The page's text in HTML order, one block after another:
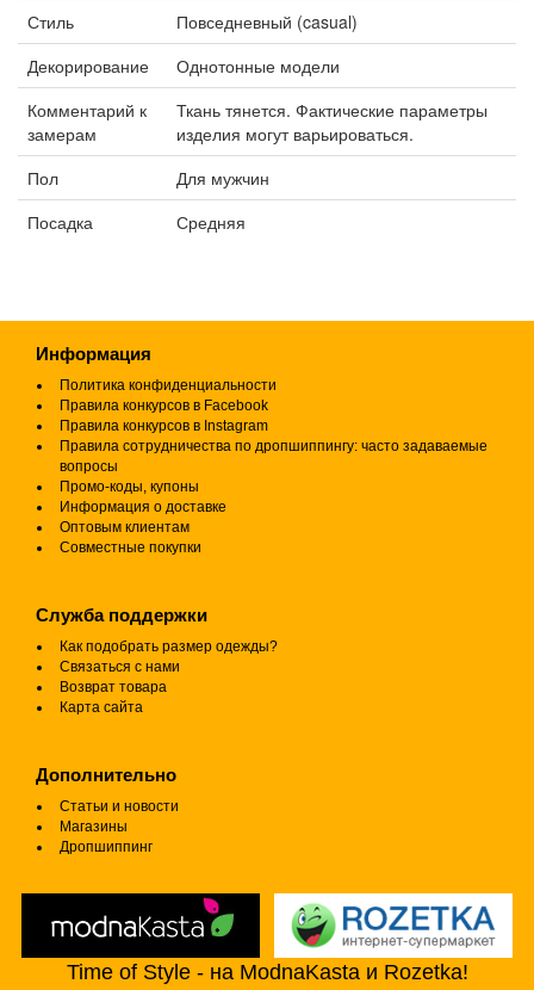
Стиль
Повседневный (casual)
Декорирование
Однотонные модели
Комментарий к
замерам
Ткань тянется. Фактические параметры
изделия могут варьироваться.
Пол
Для мужчин
Посадка
Средняя
Информация
Политика конфиденциальности
Правила конкурсов в Facebook
Правила конкурсов в Instagram
Правила сотрудничества по дропшиппингу: часто задаваемые
вопросы
Промо-коды, купоны
Информация о доставке
Оптовым клиентам
Совместные покупки
Служба поддержки
Как подобрать размер одежды?
Связаться с нами
Возврат товара
Карта сайта
Дополнительно
Статьи и новости
Магазины
Дропшиппинг
Time of Style - на ModnaKasta и Rozetka!